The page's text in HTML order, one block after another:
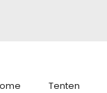
Tenten